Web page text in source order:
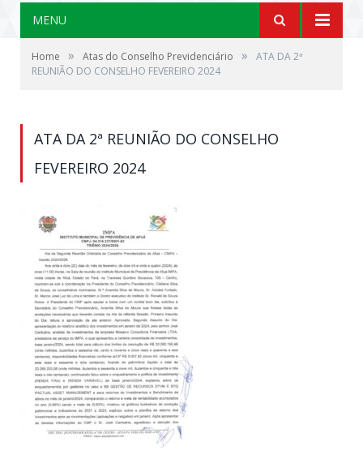
MENU
Home » Atas do Conselho Previdenciário »
ATA DA 2ª
REUNIÃO DO CONSELHO FEVEREIRO 2024
ATA DA 2ª REUNIÃO DO CONSELHO
FEVEREIRO 2024